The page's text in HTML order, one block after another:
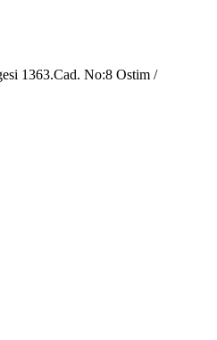
1363.Cad. No:8 Ostim /